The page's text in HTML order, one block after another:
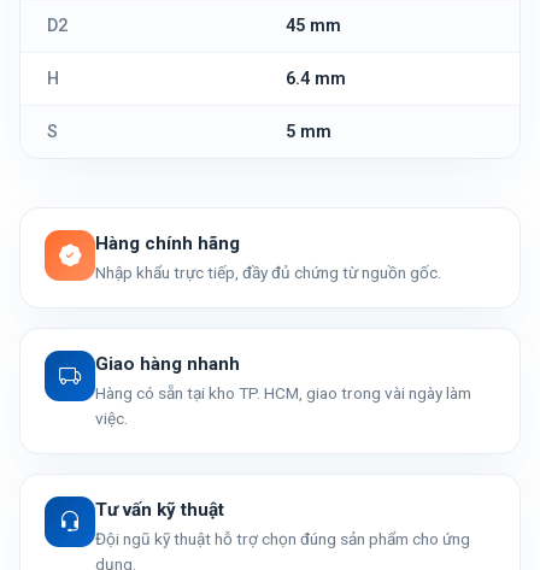
D2 45 mm
H 6.4 mm
S 5 mm
Hàng chính hãng
Nhập khẩu trực tiếp, đầy đủ chứng từ nguồn gốc.
Giao hàng nhanh
Hàng có sẵn tại kho TP. HCM, giao trong vài ngày làm
việc.
Tư vấn kỹ thuật
Đội ngũ kỹ thuật hỗ trợ chọn đúng sản phẩm cho ứng
dụng.